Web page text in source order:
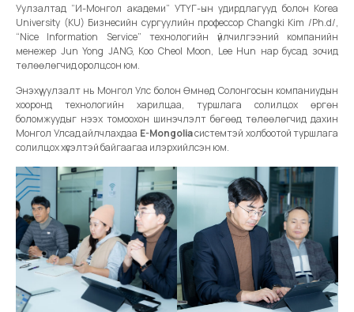
Уулзалтад “И-Монгол академи” УТҮГ-ын удирдлагууд болон Korea
University (KU) Бизнесийн сургуулийн профессор Changki Kim /Ph.d/,
“Nice Information Service” технологийн үйлчилгээний компанийн
менежер Jun Yong JANG, Koo Cheol Moon, Lee Hun нар бусад зочид
төлөөлөгчид оролцсон юм.
Энэхүү уулзалт нь Монгол Улс болон Өмнөд Солонгосын компаниудын
хооронд технологийн харилцаа, туршлага солилцох өргөн
боломжуудыг нээх томоохон шинэчлэлт бөгөөд төлөөлөгчид дахин
Монгол Улсад айлчлахдаа E-Mongoliaсистемтэй холбоотой туршлага
солилцох хүсэлтэй байгаагаа илэрхийлсэн юм.